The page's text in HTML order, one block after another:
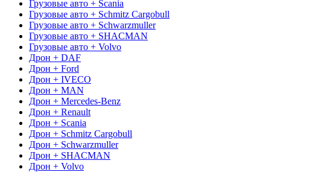
Грузовые авто + Scania
Грузовые авто + Schmitz Cargobull
Грузовые авто + Schwarzmuller
Грузовые авто + SHACMAN
Грузовые авто + Volvo
Дрон + DAF
Дрон + Ford
Дрон + IVECO
Дрон + MAN
Дрон + Mercedes-Benz
Дрон + Renault
Дрон + Scania
Дрон + Schmitz Cargobull
Дрон + Schwarzmuller
Дрон + SHACMAN
Дрон + Volvo